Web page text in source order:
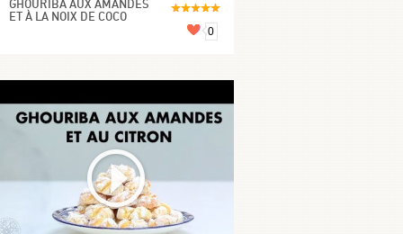
GHOURIBA AUX AMANDES
ET À LA NOIX DE COCO
0